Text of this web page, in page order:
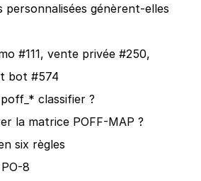
génèrent-elles
#111, vente privée #250,
bot #574
classifier ?
la matrice POFF-MAP ?
six règles
8